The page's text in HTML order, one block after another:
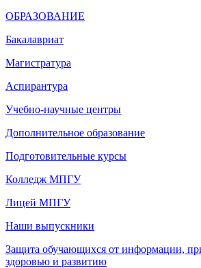
ОБРАЗОВАНИЕ
Бакалавриат
Магистратура
Аспирантура
Учебно-научные центры
Дополнительное образование
Подготовительные курсы
Колледж МПГУ
Лицей МПГУ
Наши выпускники
Защита обучающихся от информации,
здоровью и развитию